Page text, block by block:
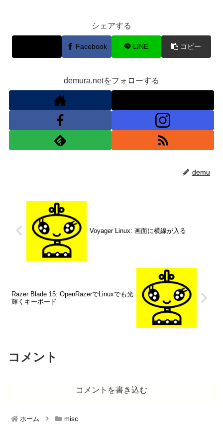
シェアする
Facebook LINE コピー
demura.netをフォローする
demu
Voyager Linux: 画面に横線が入る
Razer Blade 15: OpenRazerでLinuxでも光
輝くキーボード
コメント
コメントを書き込む
ホーム misc